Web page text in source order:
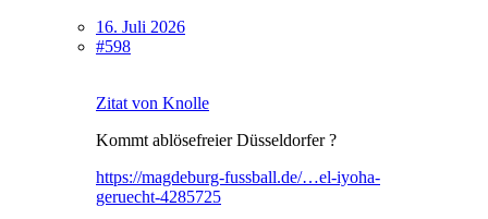
16. Juli 2026
#598
Zitat von Knolle
Kommt ablösefreier Düsseldorfer ?
https://magdeburg-fussball.de/…el-iyoha-
geruecht-4285725